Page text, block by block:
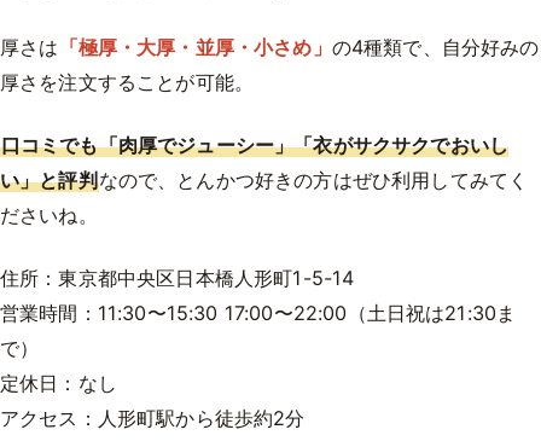
厚さは 「極厚・大厚・並厚・小さめ」 の4種類で、自分好みの
厚さを注文することが可能。
口コミでも「肉厚でジューシー」「衣がサクサクでおいし
い」と評判なので、とんかつ好きの方はぜひ利用してみてく
ださいね。
住所：東京都中央区日本橋人形町1-5-14
営業時間：11:30〜15:30 17:00〜22:00（土日祝は21:30ま
で）
定休日：なし
アクセス：人形町駅から徒歩約2分